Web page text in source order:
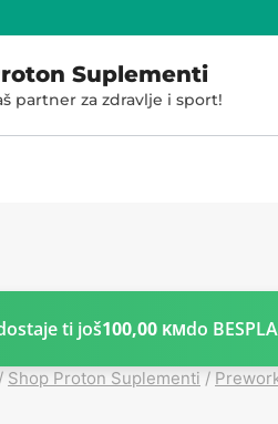
Suplementi
partner za zdravlje i sport!
ti još100,00 KMdo
/ Shop Proton Suplementi /